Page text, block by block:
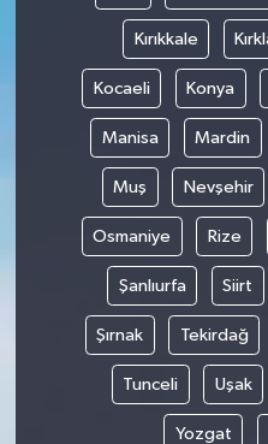
Kırıkkale
Kocaeli Konya
Manisa Mardin
Muş Nevşehir
Osmaniye Rize
Şanlıurfa Siirt
Şırnak Tekirdağ
Tunceli Uşak
Yozgat